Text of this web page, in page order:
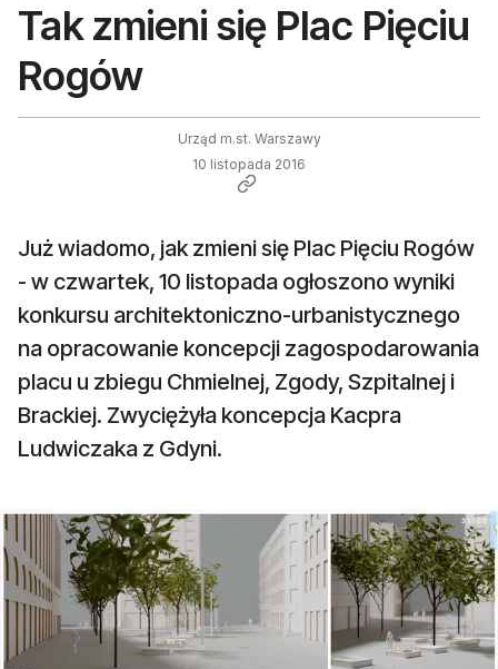
Tak zmieni się Plac Pięciu
Rogów
Urząd m.st. Warszawy
10 listopada 2016
Już wiadomo, jak zmieni się Plac Pięciu Rogów
- w czwartek, 10 listopada ogłoszono wyniki
konkursu architektoniczno-urbanistycznego
na opracowanie koncepcji zagospodarowania
placu u zbiegu Chmielnej, Zgody, Szpitalnej i
Brackiej. Zwyciężyła koncepcja Kacpra
Ludwiczaka z Gdyni.